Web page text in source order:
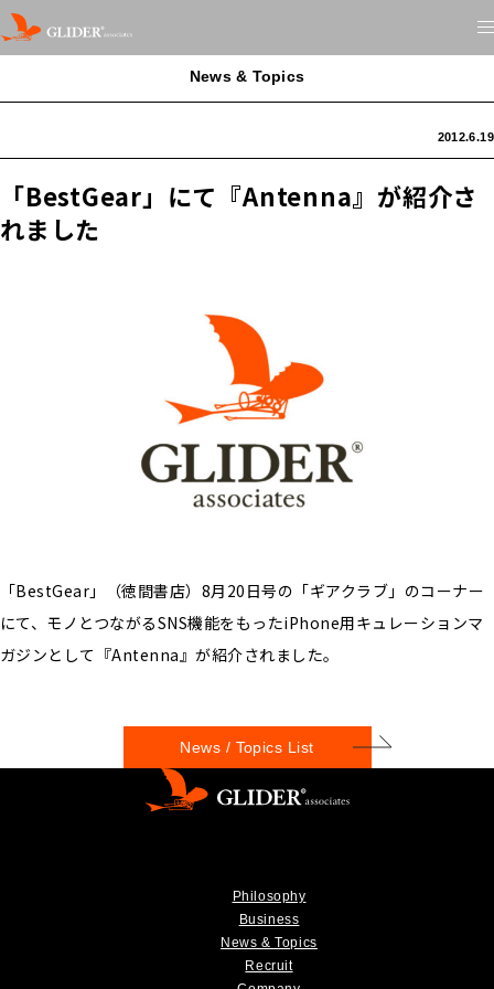
News & Topics
2012.6.19
「BestGear」にて『Antenna』が紹介さ
れました
「BestGear」（徳間書店）8月20日号の「ギアクラブ」のコーナー
にて、モノとつながるSNS機能をもったiPhone用キュレーションマ
ガジンとして『Antenna』が紹介されました。
News / Topics List
Philosophy
Business
News & Topics
Recruit